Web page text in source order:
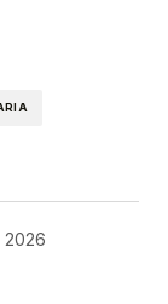
2026